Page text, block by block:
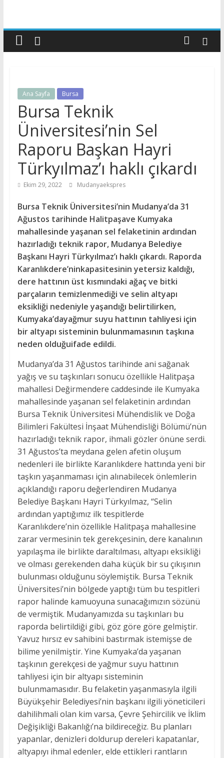
Ana Sayfa Bursa
Bursa Teknik
Üniversitesi’nin Sel
Raporu Başkan Hayri
Türkyılmaz’ı haklı çıkardı
Ekim 29, 2022 Mudanyaekspres
Bursa Teknik Üniversitesi’nin Mudanya’da 31
Ağustos tarihinde Halitpaşave Kumyaka
mahallesinde yaşanan sel felaketinin ardından
hazırladığı teknik rapor, Mudanya Belediye
Başkanı Hayri Türkyılmaz’ı haklı çıkardı. Raporda
Karanlıkdere’ninkapasitesinin yetersiz kaldığı,
dere hattının üst kısmındaki ağaç ve bitki
parçaların temizlenmediği ve selin altyapı
eksikliği nedeniyle yaşandığı belirtilirken,
Kumyaka’dayağmur suyu hattının tahliyesi için
bir altyapı sisteminin bulunmamasının taşkına
neden olduğuifade edildi.
Mudanya’da 31 Ağustos tarihinde ani sağanak
yağış ve su taşkınları sonucu özellikle Halitpaşa
mahallesi Değirmendere caddesinde ile Kumyaka
mahallesinde yaşanan sel felaketinin ardından
Bursa Teknik Üniversitesi Mühendislik ve Doğa
Bilimleri Fakültesi İnşaat Mühendisliği Bölümü’nün
hazırladığı teknik rapor, ihmali gözler önüne serdi.
31 Ağustos’ta meydana gelen afetin oluşum
nedenleri ile birlikte Karanlıkdere hattında yeni bir
taşkın yaşanmaması için alınabilecek önlemlerin
açıklandığı raporu değerlendiren Mudanya
Belediye Başkanı Hayri Türkyılmaz, “Selin
ardından yaptığımız ilk tespitlerde
Karanlıkdere’nin özellikle Halitpaşa mahallesine
zarar vermesinin tek gerekçesinin, dere kanalının
yapılaşma ile birlikte daraltılması, altyapı eksikliği
ve olması gerekenden daha küçük bir su çıkışının
bulunması olduğunu söylemiştik. Bursa Teknik
Üniversitesi’nin bölgede yaptığı tüm bu tespitleri
rapor halinde kamuoyuna sunacağımızın sözünü
de vermiştik. Mudanyamızda su taşkınları bu
raporda belirtildiği gibi, göz göre göre gelmiştir.
Yavuz hırsız ev sahibini bastırmak istemişse de
bilime yenilmiştir. Yine Kumyaka’da yaşanan
taşkının gerekçesi de yağmur suyu hattının
tahliyesi için bir altyapı sisteminin
bulunmamasıdır. Bu felaketin yaşanmasıyla ilgili
Büyükşehir Belediyesi’nin başkanı ilgili yöneticileri
dahilihmali olan kim varsa, Çevre Şehircilik ve İklim
Değişikliği Bakanlığı’na bildireceğiz. Bu planları
yapanlar, denizleri doldurup dereleri kapatanlar,
altyapıyı ihmal edenler, elde ettikleri rantların